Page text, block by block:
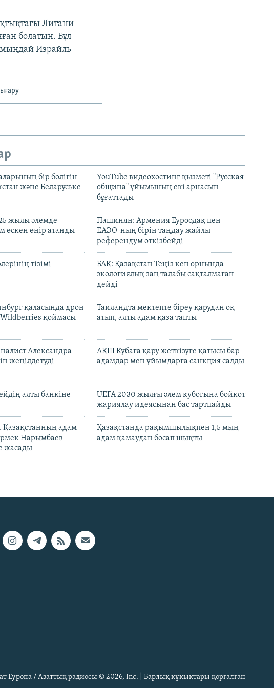
Литани
болатын. Бұл
мыңдай Израйль
бір бөлігін
және Беларуське
YouTube видеохостинг қызметі "Русская
община" ұйымының екі арнасын
бұғаттады
жылы әлемде
өскен өңір атанды
Пашинян: Армения Еуроодақ пен
ЕАЭО-ның бірін таңдау жайлы
референдум өткізбейді
тізімі
БАҚ: Қазақстан Теңіз кен орнында
экологиялық заң талабы сақталмаған
дейді
қаласында дрон
қоймасы
Таиландта мектепте біреу қарудан оқ
атып, алты адам қаза тапты
Александра
жеңілдетуді
АҚШ Кубаға қару жеткізуге қатысы бар
адамдар мен ұйымдарға санкция салды
алты банкіне
UEFA 2030 жылғы әлем кубогына бойкот
жариялау идеясынан бас тартпайды
Қазақстанның адам
Нарымбаев
жасады
Қазақстанда рақымшылықпен 1,5 мың
адам қамаудан босап шықты
Еуропа / Азаттық радиосы © 2026, Inc. | Барлық құқықтары қорғалған